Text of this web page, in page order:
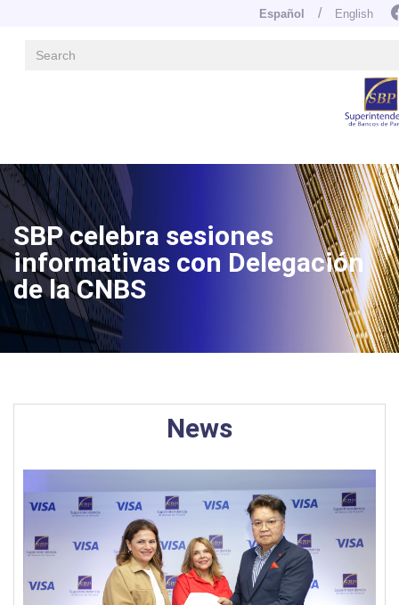
Español English
Navegación principal
Image
SBP celebra sesiones
informativas con Delegación
de la CNBS
News